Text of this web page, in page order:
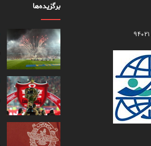
برگزیده‌ها